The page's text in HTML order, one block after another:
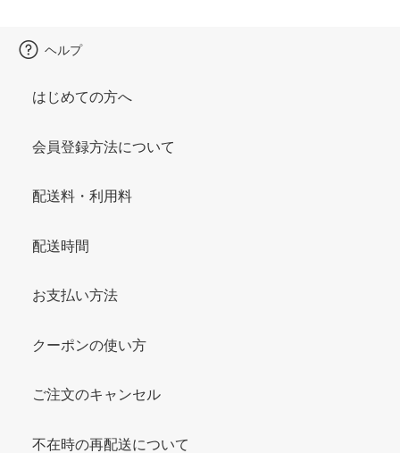
ヘルプ
はじめての方へ
会員登録方法について
配送料・利用料
配送時間
お支払い方法
クーポンの使い方
ご注文のキャンセル
不在時の再配送について